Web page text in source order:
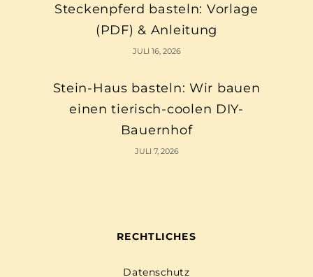
Steckenpferd basteln: Vorlage
(PDF) & Anleitung
JULI 16, 2026
Stein-Haus basteln: Wir bauen
einen tierisch-coolen DIY-
Bauernhof
JULI 7, 2026
RECHTLICHES
Datenschutz